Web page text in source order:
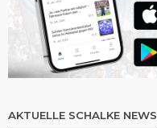
AKTUELLE SCHALKE NEWS